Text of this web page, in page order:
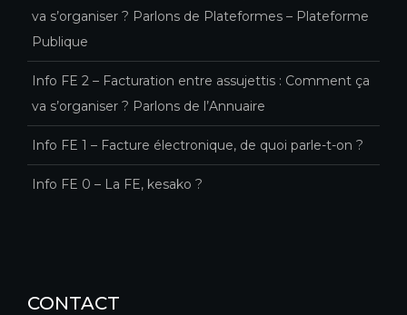
va s’organiser ? Parlons de Plateformes – Plateforme
Publique
Info FE 2 – Facturation entre assujettis : Comment ça
va s’organiser ? Parlons de l’Annuaire
Info FE 1 – Facture électronique, de quoi parle-t-on ?
Info FE 0 – La FE, kesako ?
CONTACT